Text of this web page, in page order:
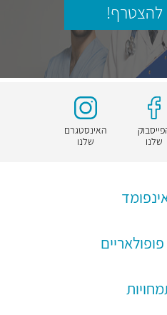
להצטרף!
שלנו
האינסטגרם
שלנו